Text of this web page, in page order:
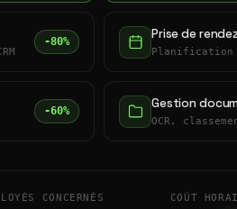
-80% Prise de
Planification
-60% Gestion
OCR,
CONCERNÉS COÛT